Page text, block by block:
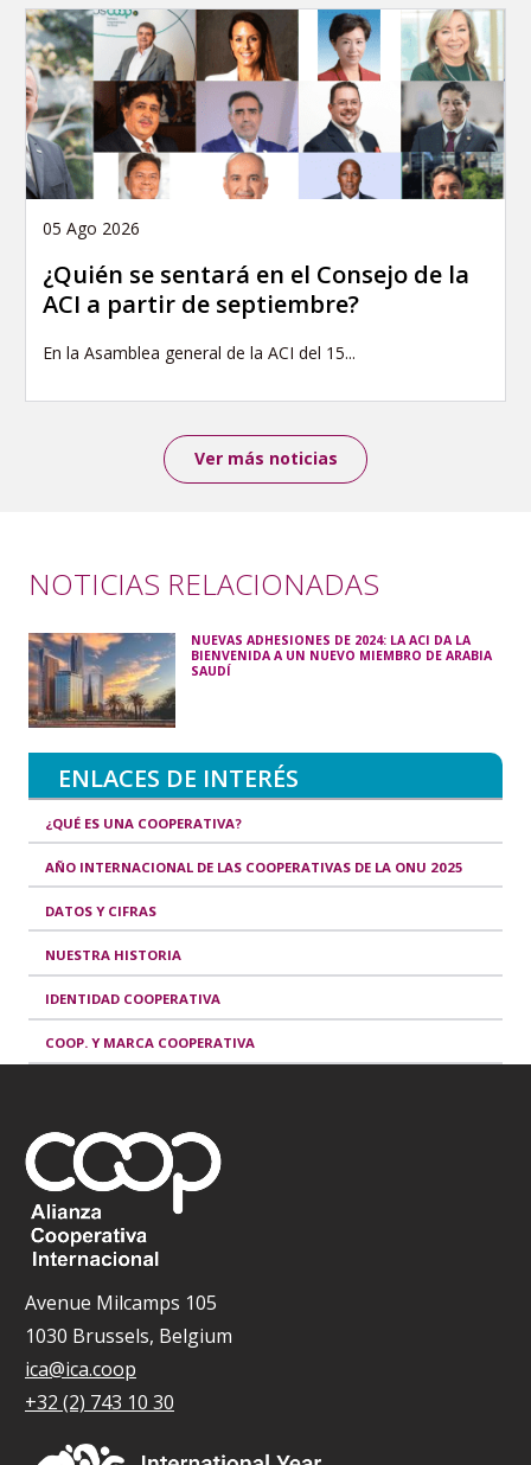
05 Ago 2026
¿Quién se sentará en el Consejo de la
ACI a partir de septiembre?
En la Asamblea general de la ACI del 15...
Ver más noticias
NOTICIAS RELACIONADAS
NUEVAS ADHESIONES DE 2024: LA ACI DA LA
BIENVENIDA A UN NUEVO MIEMBRO DE ARABIA
SAUDÍ
ENLACES DE INTERÉS
¿QUÉ ES UNA COOPERATIVA?
AÑO INTERNACIONAL DE LAS COOPERATIVAS DE LA ONU 2025
DATOS Y CIFRAS
NUESTRA HISTORIA
IDENTIDAD COOPERATIVA
COOP. Y MARCA COOPERATIVA
Avenue Milcamps 105
1030 Brussels, Belgium
ica@ica.coop
+32 (2) 743 10 30